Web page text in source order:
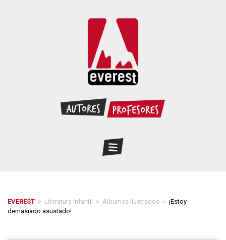
EVEREST > Literatura infantil > Albumes ilustrados > ¡Estoy
demasiado asustado!